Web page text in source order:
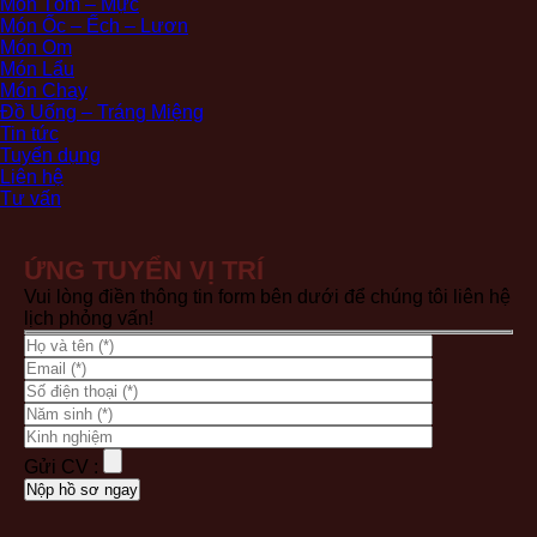
Món Tôm – Mực
Món Ốc – Ếch – Lươn
Món Om
Món Lẩu
Món Chay
Đồ Uống – Tráng Miệng
Tin tức
Tuyển dụng
Liên hệ
Tư vấn
ỨNG TUYỂN VỊ TRÍ
Vui lòng điền thông tin form bên dưới để chúng tôi liên hệ
lịch phỏng vấn!
Gửi CV :